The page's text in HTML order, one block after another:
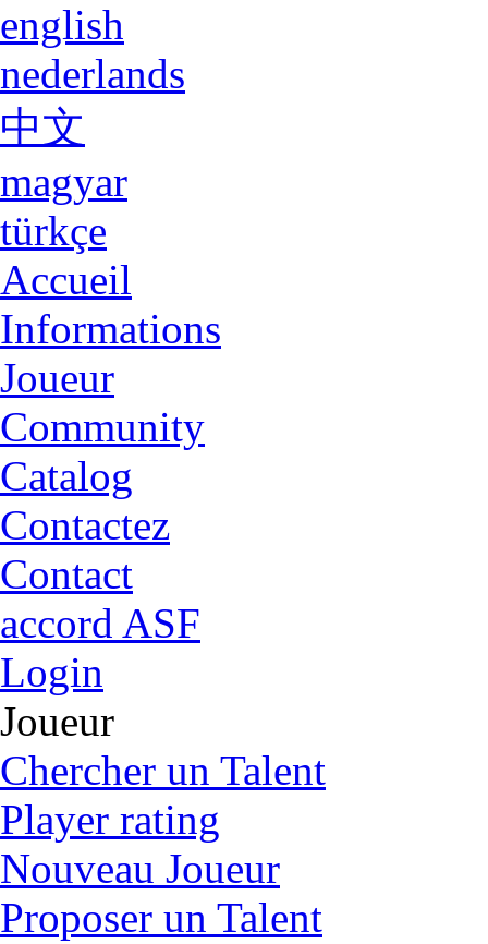
english
nederlands
中文
magyar
türkçe
Accueil
Informations
Joueur
Community
Catalog
Contactez
Contact
accord ASF
Login
Joueur
Chercher un Talent
Player rating
Nouveau Joueur
Proposer un Talent